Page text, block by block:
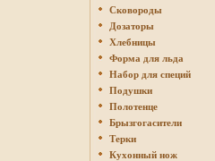
Сковороды
Дозаторы
Хлебницы
Форма для льда
Набор для специй
Подушки
Полотенце
Брызгогасители
Терки
Кухонный нож